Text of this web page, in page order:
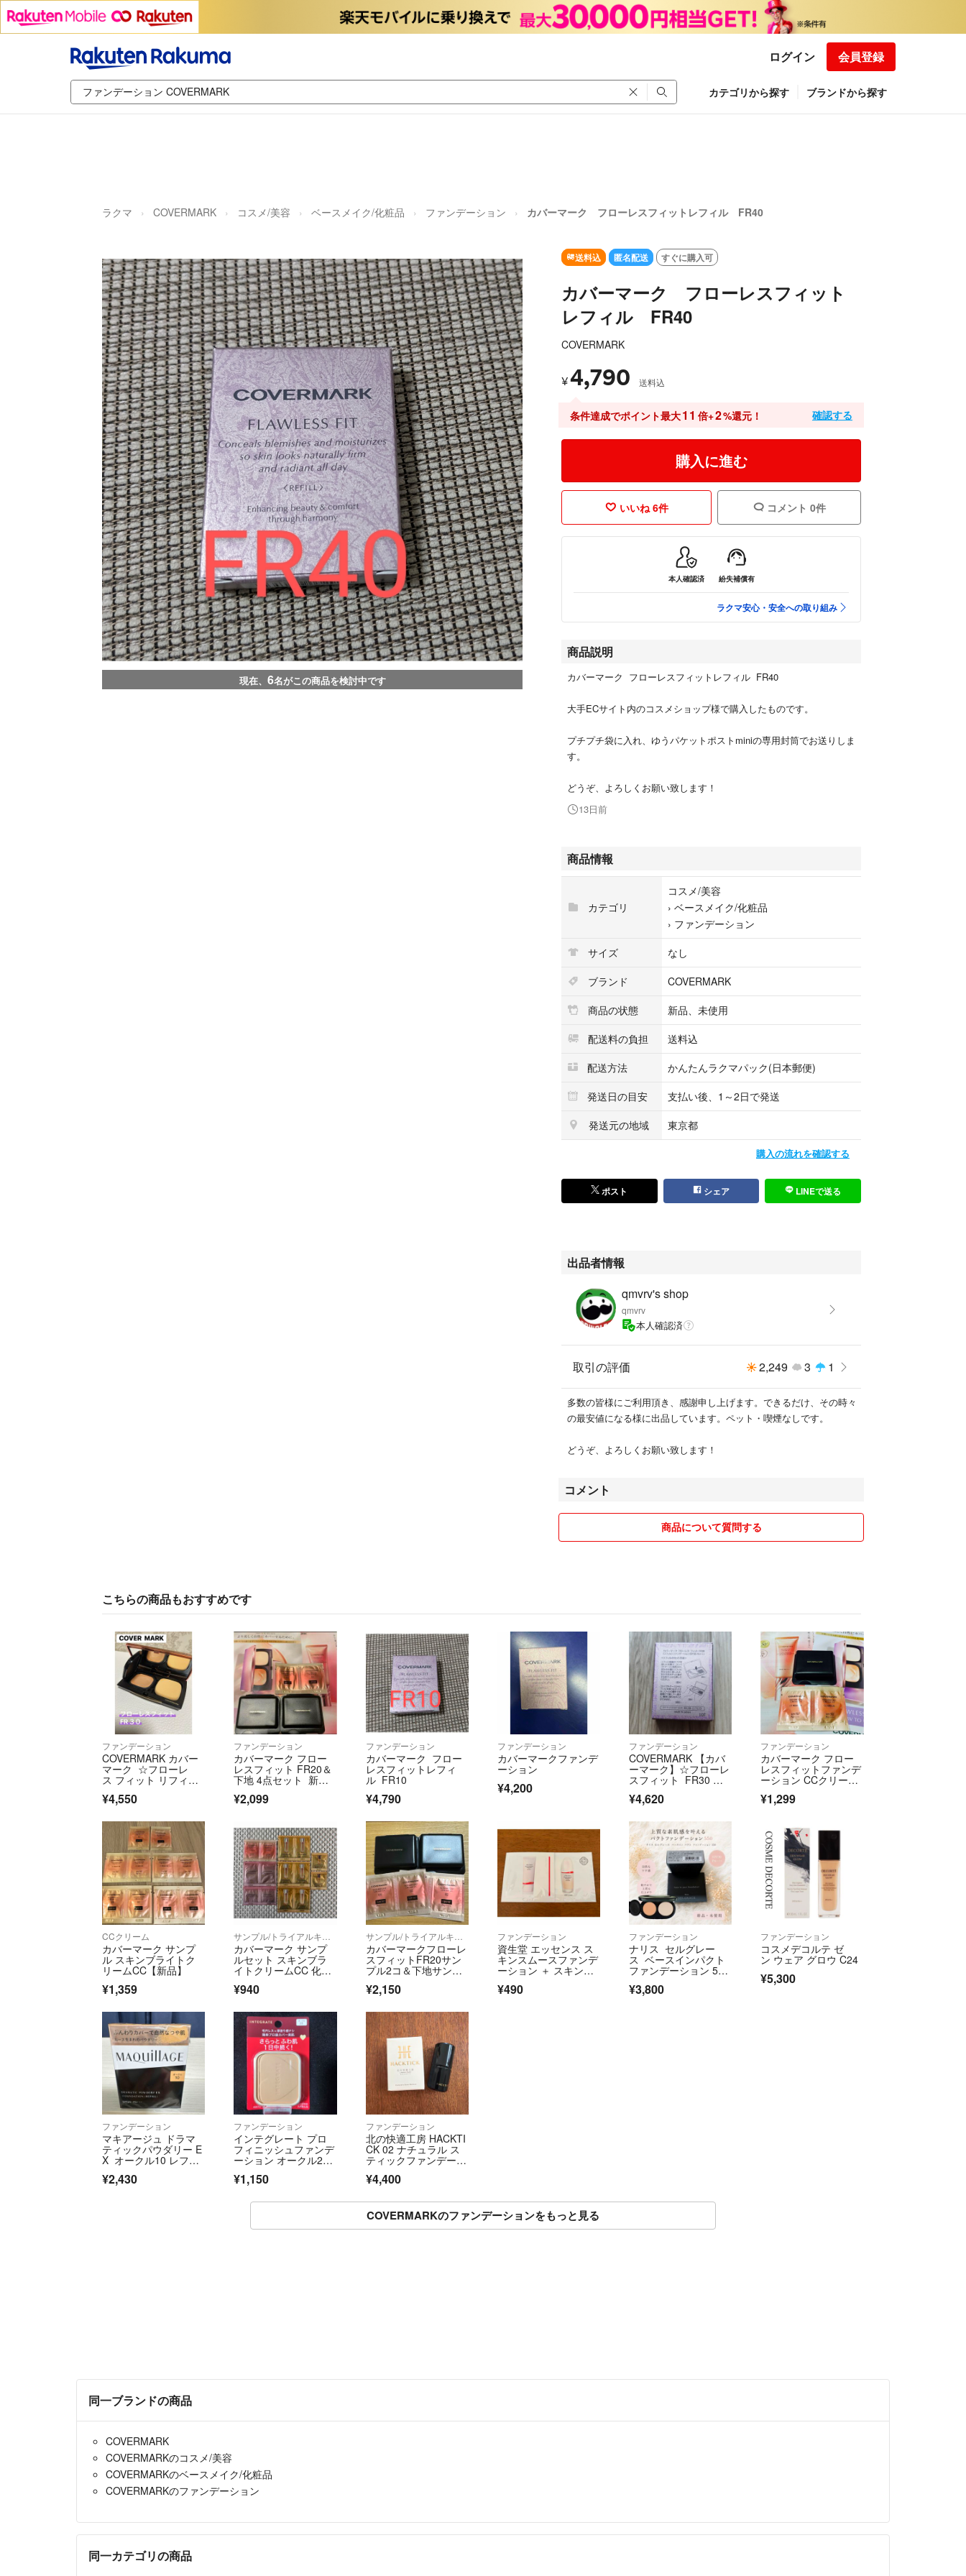
ログイン 会員登録
カテゴリから探す ブランドから探す
ラクマ COVERMARK コスメ/美容 ベースメイク/化粧品 ファンデーション カバーマーク フローレスフィットレフィル FR40
現在、 6名がこの商品を検討中です
送料込 匿名配送 すぐに購入可
カバーマーク フローレスフィット
レフィル FR40
COVERMARK
¥4,790 送料込
条件達成でポイント最大11 倍+2%還元！ 確認する
購入に進む
いいね 6件 コメント 0件
本人確認済 紛失補償有
ラクマ安心・安全への取り組み
商品説明
カバーマーク フローレスフィットレフィル FR40
大手ECサイト内のコスメショップ様で購入したものです。
プチプチ袋に入れ、ゆうパケットポストminiの専用封筒でお送りしま
す。
どうぞ、よろしくお願い致します！
13日前
商品情報
カテゴリ
コスメ/美容
› ベースメイク/化粧品
› ファンデーション
サイズ
なし
ブランド
COVERMARK
商品の状態
新品、未使用
配送料の負担
送料込
配送方法
かんたんラクマパック(日本郵便)
発送日の目安
支払い後、1～2日で発送
発送元の地域
東京都
購入の流れを確認する
ポスト シェア LINEで送る
出品者情報
qmvrv's shop
qmvrv
本人確認済
取引の評価 2,249 3 1
多数の皆様にご利用頂き、感謝申し上げます。できるだけ、その時々
の最安値になる様に出品しています。ペット・喫煙なしです。
どうぞ、よろしくお願い致します！
コメント
商品について質問する
こちらの商品もおすすめです
ファンデーション
COVERMARK カバー
マーク ☆フローレ
ス フィット リフィ
ン / SPF35 PA+++ ・F
¥4,550
ファンデーション
カバーマーク フロー
レスフィット FR20＆
下地 4点セット 新品
¥2,099
ファンデーション
カバーマーク フロー
レスフィットレフィ
ル FR10
¥4,790
ファンデーション
カバーマークファンデ
ーション
¥4,200
ファンデーション
COVERMARK 【カバ
ーマーク】☆フローレ
スフィット FR30 新
¥4,620
ファンデーション
カバーマーク フロー
レスフィットファンデ
ーション CCクリー
¥1,299
CCクリーム
カバーマーク サンプ
ル スキンブライトク
リームCC【新品】
¥1,359
カバーマーク サンプ
ルセット スキンブラ
イトクリームCC 化粧
水 美容液
¥940
カバーマークフローレ
スフィットFR20サン
プル2コ＆下地サンプ
ル
¥2,150
ファンデーション
資生堂 エッセンス ス
キンスムースファンデ
ーション ＋ スキング
ロウプライマー サン
プル
¥490
ファンデーション
ナリス セルグレー
ス ベースインパクト
ファンデーション 550
レフィル
¥3,800
ファンデーション
コスメデコルテ ゼ
ン ウェア グロウ C24
¥5,300
ファンデーション
マキアージュ ドラマ
ティックパウダリー E
X オークル10 レフィ
ル(9.3g)
¥2,430
ファンデーション
インテグレート プロ
フィニッシュファンデ
ーション オークル2
0 レフィル(10g)
¥1,150
ファンデーション
北の快適工房 HACKTI
CK 02 ナチュラル ス
ティックファンデーシ
ョン
¥4,400
COVERMARKのファンデーションをもっと見る
同一ブランドの商品
COVERMARK
COVERMARKのコスメ/美容
COVERMARKのベースメイク/化粧品
COVERMARKのファンデーション
同一カテゴリの商品